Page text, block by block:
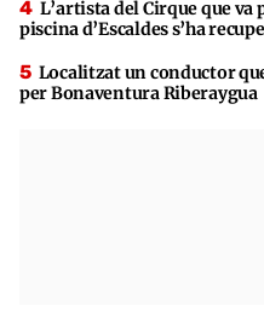
L’artista del Cirque que va
piscina d’Escaldes s’ha
Localitzat un conductor
per Bonaventura Riberaygua